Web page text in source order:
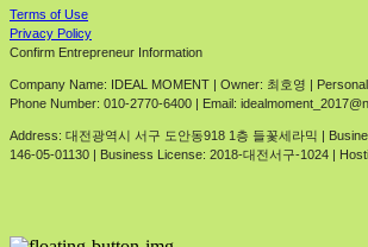
Terms of Use
Privacy Policy
Confirm Entrepreneur Information
Company Name: IDEAL MOMENT | Owner: 최호영 | Personal
Phone Number: 010-2770-6400 | Email:
Address: 대전광역시 서구 도안동918 1층 들꽃세라믹 |
146-05-01130 | Business License: 2018-대전서구-1024 |